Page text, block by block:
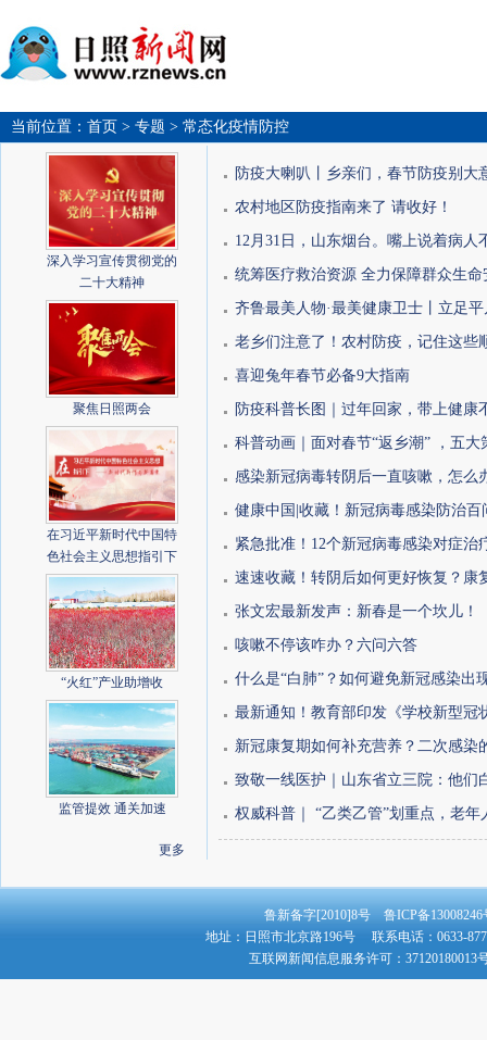
当前位置： 首页 > 专题 > 常态化疫情防控
深入学习宣传贯彻党的
二十大精神
聚焦日照两会
在习近平新时代中国特
色社会主义思想指引下
“火红”产业助增收
监管提效 通关加速
更多
防疫大喇叭丨乡亲们，春节防疫别大
农村地区防疫指南来了 请收好！
12月31日，山东烟台。嘴上说着病人
统筹医疗救治资源 全力保障群众生
齐鲁最美人物·最美健康卫士丨立足
老乡们注意了！农村防疫，记住这些
喜迎兔年春节必备9大指南
防疫科普长图｜过年回家，带上健康
科普动画｜面对春节“返乡潮” ，五大
感染新冠病毒转阴后一直咳嗽，怎么
健康中国|收藏！新冠病毒感染防治百
紧急批准！12个新冠病毒感染对症治
速速收藏！转阴后如何更好恢复？康
张文宏最新发声：新春是一个坎儿！
咳嗽不停该咋办？六问六答
什么是“白肺”？如何避免新冠感染
最新通知！教育部印发《学校新型冠
新冠康复期如何补充营养？二次感染
致敬一线医护｜山东省立三院：他们
权威科普｜ “乙类乙管”划重点，老年
鲁新备字[2010]8号 鲁ICP备
地址：日照市北京路196号 联系电话：0633-
互联网新闻信息服务许可：